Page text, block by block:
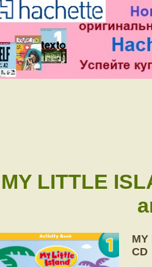
MY LITTLE
CD